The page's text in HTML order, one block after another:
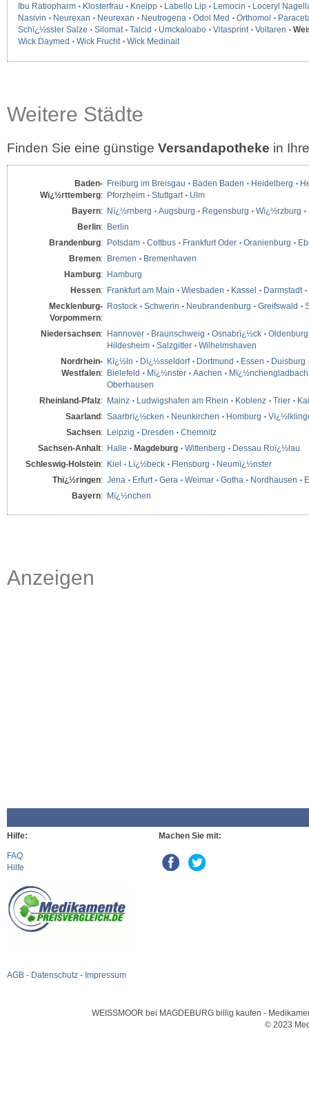
Ibu Ratiopharm
Klosterfrau Kneipp Labello Lip Lemocin
Loceryl
Nasivin
Neurexan Neurexan Neutrogena Odol Med Orthomol
Schï¿½ssler Salze
Silomat Talcid Umckaloabo Vitasprint Voltaren
Wick Daymed
Wick Frucht Wick Medinait
Weitere Städte
Finden Sie eine günstige Versandapotheke in
Baden-
Wï¿½rttemberg:
Freiburg im Breisgau Baden Baden Heidelberg
Pforzheim
Stuttgart
Ulm
Bayern: Nï¿½rnberg Augsburg Regensburg Wï¿½rzburg
Berlin: Berlin
Brandenburg: Potsdam Cottbus Frankfurt Oder Oranienburg
Bremen: Bremen
Bremenhaven
Hamburg: Hamburg
Hessen: Frankfurt am Main Wiesbaden Kassel
Darmstadt
Mecklenburg-
Vorpommern:
Rostock Schwerin Neubrandenburg Greifswald
Niedersachsen: Hannover Braunschweig Osnabrï¿½ck
Oldenburg
Hildesheim
Salzgitter
Wilhelmshaven
Nordrhein-
Westfalen:
Kï¿½ln Dï¿½sseldorf Dortmund Essen
Duisburg
Bielefeld
Mï¿½nster Aachen
Mï¿½nchengladbach
Oberhausen
Rheinland-Pfalz: Mainz Ludwigshafen am Rhein Koblenz Trier
Saarland: Saarbrï¿½cken Neunkirchen Homburg
Sachsen: Leipzig Dresden
Chemnitz
Sachsen-Anhalt: Halle Magdeburg Wittenberg
Dessau Roï¿½lau
Schleswig-Holstein: Kiel Lï¿½beck Flensburg
Neumï¿½nster
Thï¿½ringen: Jena Erfurt Gera Weimar Gotha Nordhausen
Bayern: Mï¿½nchen
Anzeigen
Hilfe:
FAQ
Hilfe
AGB - Datenschutz - Impressum
Machen Sie mit:
WEISSMOOR bei MAGDEBURG billig kaufen -
© 2023